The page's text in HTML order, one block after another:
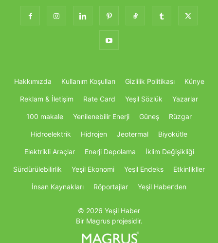
Hakkımızda Kullanım Koşulları Gizlilik Politikası Künye
Reklam & İletişim Rate Card Yeşil Sözlük Yazarlar
100 makale Yenilenebilir Enerji Güneş Rüzgar
Hidroelektrik Hidrojen Jeotermal Biyokütle
Elektrikli Araçlar Enerji Depolama İklim Değişikliği
Sürdürülebilirlik Yeşil Ekonomi Yeşil Endeks Etkinlikller
İnsan Kaynakları Röportajlar Yeşil Haber’den
© 2026 Yeşil Haber
Bir Magrus projesidir.